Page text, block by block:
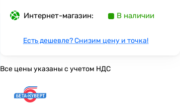
Интернет-магазин: В наличии
Есть дешевле? Снизим цену и точка!
Все цены указаны с учетом НДС